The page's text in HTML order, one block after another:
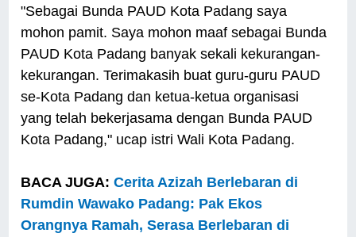
"Sebagai Bunda PAUD Kota Padang saya
mohon pamit. Saya mohon maaf sebagai Bunda
PAUD Kota Padang banyak sekali kekurangan-
kekurangan. Terimakasih buat guru-guru PAUD
se-Kota Padang dan ketua-ketua organisasi
yang telah bekerjasama dengan Bunda PAUD
Kota Padang," ucap istri Wali Kota Padang.
BACA JUGA:Cerita Azizah Berlebaran di
Rumdin Wawako Padang: Pak Ekos
Orangnya Ramah, Serasa Berlebaran di